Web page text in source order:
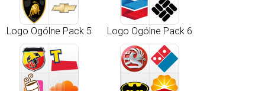
Logo Ogólne Pack 5 Logo Ogólne Pack 6